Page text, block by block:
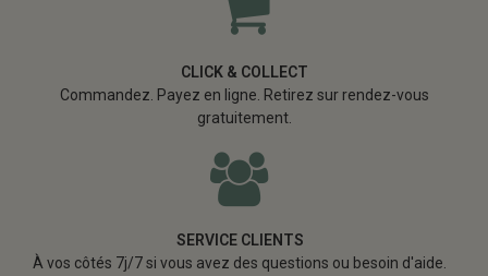
CLICK & COLLECT
Commandez. Payez en ligne. Retirez sur rendez-vous
gratuitement.
SERVICE CLIENTS
À vos côtés 7j/7 si vous avez des questions ou besoin d'aide.